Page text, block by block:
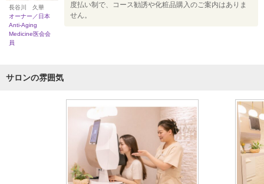
長谷川 久華
オーナー／日本
Anti-Aging
Medicine医会会
員
度払い制で、コース勧誘や化粧品購入のご案内はありま
せん。
サロンの雰囲気